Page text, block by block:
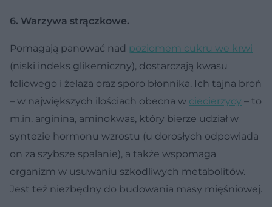
6. Warzywa strączkowe.
Pomagają panować nad poziomem cukru we krwi
(niski indeks glikemiczny), dostarczają kwasu
foliowego i żelaza oraz sporo błonnika. Ich tajna broń
– w największych ilościach obecna w ciecierzycy – to
m.in. arginina, aminokwas, który bierze udział w
syntezie hormonu wzrostu (u dorosłych odpowiada
on za szybsze spalanie), a także wspomaga
organizm w usuwaniu szkodliwych metabolitów.
Jest też niezbędny do budowania masy mięśniowej.